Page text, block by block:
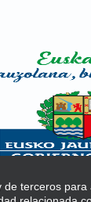
de terceros